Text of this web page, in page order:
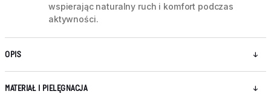
wspierając naturalny ruch i komfort podczas
aktywności.
OPIS
MATERIAŁ I PIELĘGNACJA